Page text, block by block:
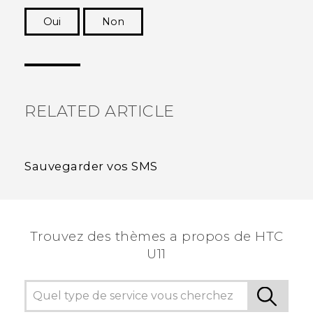
Oui
Non
RELATED ARTICLE
Sauvegarder vos SMS
Trouvez des thèmes a propos de HTC
U11